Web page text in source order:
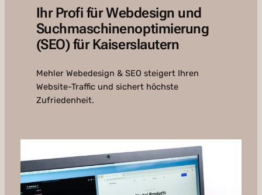
Ihr Profi für Webdesign und
Suchmaschinenoptimierung
(SEO) für Kaiserslautern
Mehler Webedesign & SEO steigert Ihren
Website-Traffic und sichert höchste
Zufriedenheit.